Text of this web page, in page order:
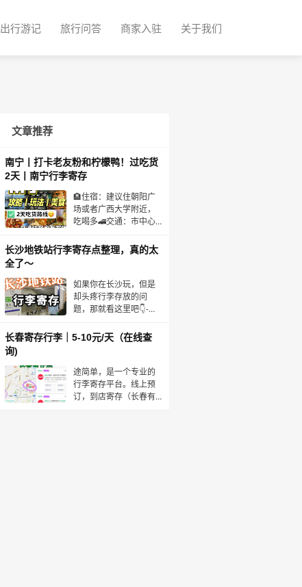
出行游记 旅行问答 商家入驻 关于我们
文章推荐
南宁丨打卡老友粉和柠檬鸭！过吃货
2天丨南宁行李寄存
🏨住宿：建议住朝阳广
场或者广西大学附近，
吃喝多🚄交通：市中心
多，也可以地铁⚠️注
意：路边流动摊酸嘢、
斤少两；火车站附近不
要上黑车➕别理搭讪！
【路线】D1:老水街➡
长沙地铁站行李寄存点整理，真的太
全了～
如果你在长沙玩，但是
却头疼行李存放的问
题，那就看这里吧👇-🛅
单”，背包5💰/天，行李
箱10💰/天-✅长沙站⏰：
站地铁站6口约100米✅
长沙南站⏰：
00:01~23:59位置：长沙
长春寄存行李｜5-10元/天（在线查
询)
途简单，是一个专业的
行李寄存平台。线上预
订，到店寄存（长春有